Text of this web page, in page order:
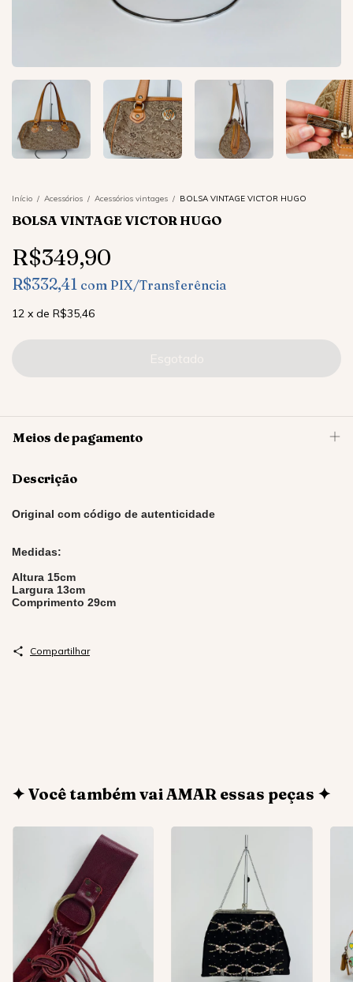
Início / Acessórios / Acessórios vintages / BOLSA VINTAGE VICTOR HUGO
BOLSA VINTAGE VICTOR HUGO
R$349,90
R$332,41 com PIX/Transferência
12 x de R$35,46
Meios de pagamento
Descrição
Original com código de autenticidade
Medidas:
Altura 15cm
Largura 13cm
Comprimento 29cm
Compartilhar
✦ Você também vai AMAR essas peças ✦